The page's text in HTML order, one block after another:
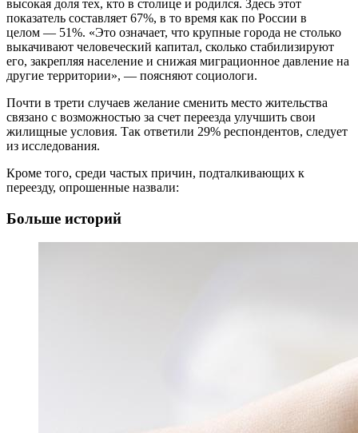
высокая доля тех, кто в столице и родился. Здесь этот
показатель составляет 67%, в то время как по России в
целом — 51%. «Это означает, что крупные города не столько
выкачивают человеческий капитал, сколько стабилизируют
его, закрепляя население и снижая миграционное давление на
другие территории», — поясняют социологи.
Почти в трети случаев желание сменить место жительства
связано с возможностью за счет переезда улучшить свои
жилищные условия. Так ответили 29% респондентов, следует
из исследования.
Кроме того, среди частых причин, подталкивающих к
переезду, опрошенные назвали:
Больше историй